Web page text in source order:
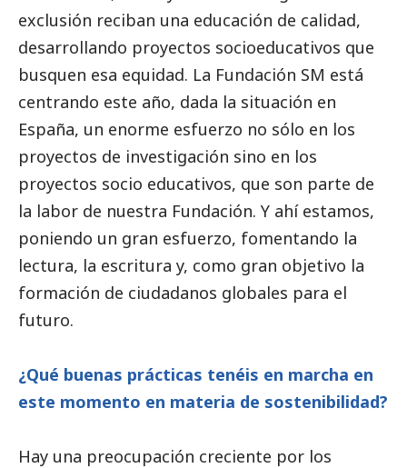
exclusión reciban una educación de calidad,
desarrollando proyectos socioeducativos que
busquen esa equidad. La Fundación SM está
centrando este año, dada la situación en
España, un enorme esfuerzo no sólo en los
proyectos de investigación sino en los
proyectos socio educativos, que son parte de
la labor de nuestra Fundación. Y ahí estamos,
poniendo un gran esfuerzo, fomentando la
lectura, la escritura y, como gran objetivo la
formación de ciudadanos globales para el
futuro.
¿Qué buenas prácticas tenéis en marcha en
este momento en materia de sostenibilidad?
Hay una preocupación creciente por los